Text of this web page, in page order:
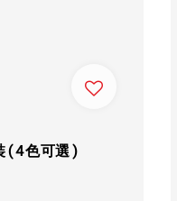
(4色可選)